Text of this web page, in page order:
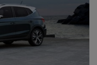
(GAP) –
(navýšenie po 5